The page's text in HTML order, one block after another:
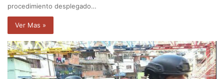
procedimiento desplegado…
Ver Mas »